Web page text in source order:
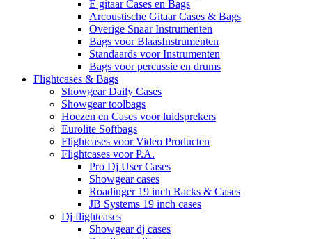
E gitaar Cases en Bags
Arcoustische Gitaar Cases & Bags
Overige Snaar Instrumenten
Bags voor BlaasInstrumenten
Standaards voor Instrumenten
Bags voor percussie en drums
Flightcases & Bags
Showgear Daily Cases
Showgear toolbags
Hoezen en Cases voor luidsprekers
Eurolite Softbags
Flightcases voor Video Producten
Flightcases voor P.A.
Pro Dj User Cases
Showgear cases
Roadinger 19 inch Racks & Cases
JB Systems 19 inch cases
Dj flightcases
Showgear dj cases